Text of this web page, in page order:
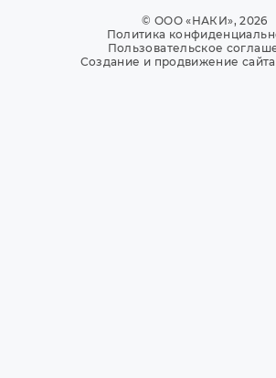
© ООО «НАКИ», 2026
Политика
Пользовательское
Создание и продвижение